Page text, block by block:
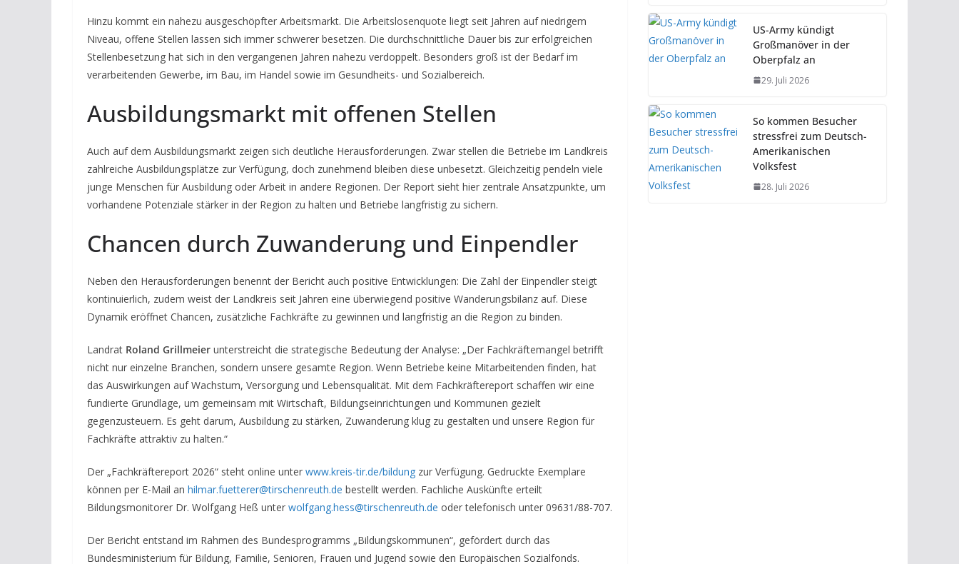
Hinzu kommt ein nahezu ausgeschöpfter Arbeitsmarkt. Die Arbeitslosenquote liegt seit Jahren auf niedrigem
Niveau, offene Stellen lassen sich immer schwerer besetzen. Die durchschnittliche Dauer bis zur erfolgreichen
Stellenbesetzung hat sich in den vergangenen Jahren nahezu verdoppelt. Besonders groß ist der Bedarf im
verarbeitenden Gewerbe, im Bau, im Handel sowie im Gesundheits- und Sozialbereich.
Ausbildungsmarkt mit offenen Stellen
Auch auf dem Ausbildungsmarkt zeigen sich deutliche Herausforderungen. Zwar stellen die Betriebe im Landkreis
zahlreiche Ausbildungsplätze zur Verfügung, doch zunehmend bleiben diese unbesetzt. Gleichzeitig pendeln viele
junge Menschen für Ausbildung oder Arbeit in andere Regionen. Der Report sieht hier zentrale Ansatzpunkte, um
vorhandene Potenziale stärker in der Region zu halten und Betriebe langfristig zu sichern.
Chancen durch Zuwanderung und Einpendler
Neben den Herausforderungen benennt der Bericht auch positive Entwicklungen: Die Zahl der Einpendler steigt
kontinuierlich, zudem weist der Landkreis seit Jahren eine überwiegend positive Wanderungsbilanz auf. Diese
Dynamik eröffnet Chancen, zusätzliche Fachkräfte zu gewinnen und langfristig an die Region zu binden.
Landrat Roland Grillmeier unterstreicht die strategische Bedeutung der Analyse: „Der Fachkräftemangel betrifft
nicht nur einzelne Branchen, sondern unsere gesamte Region. Wenn Betriebe keine Mitarbeitenden finden, hat
das Auswirkungen auf Wachstum, Versorgung und Lebensqualität. Mit dem Fachkräftereport schaffen wir eine
fundierte Grundlage, um gemeinsam mit Wirtschaft, Bildungseinrichtungen und Kommunen gezielt
gegenzusteuern. Es geht darum, Ausbildung zu stärken, Zuwanderung klug zu gestalten und unsere Region für
Fachkräfte attraktiv zu halten.“
Der „Fachkräftereport 2026“ steht online unter www.kreis-tir.de/bildung zur Verfügung. Gedruckte Exemplare
können per E-Mail an hilmar.fuetterer@tirschenreuth.de bestellt werden. Fachliche Auskünfte erteilt
Bildungsmonitorer Dr. Wolfgang Heß unter wolfgang.hess@tirschenreuth.de oder telefonisch unter 09631/88-707.
Der Bericht entstand im Rahmen des Bundesprogramms „Bildungskommunen“, gefördert durch das
Bundesministerium für Bildung, Familie, Senioren, Frauen und Jugend sowie den Europäischen Sozialfonds.
US-Army kündigt
Großmanöver in der
Oberpfalz an
29. Juli 2026
So kommen Besucher
stressfrei zum Deutsch-
Amerikanischen
Volksfest
28. Juli 2026